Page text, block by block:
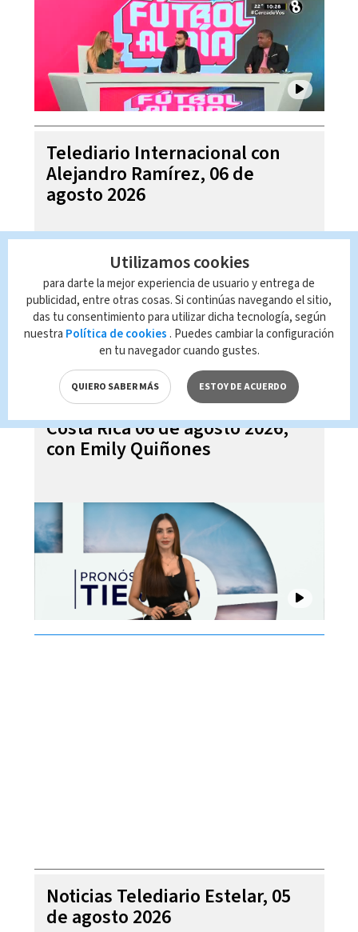
Telediario Internacional con
Alejandro Ramírez, 06 de
agosto 2026
Pronóstico del tiempo para
Costa Rica 06 de agosto 2026,
con Emily Quiñones
Noticias Telediario Estelar, 05
de agosto 2026
Utilizamos cookies
para darte la mejor experiencia de usuario y entrega de
publicidad, entre otras cosas. Si continúas navegando el sitio,
das tu consentimiento para utilizar dicha tecnología, según
nuestra Política de cookies . Puedes cambiar la configuración
en tu navegador cuando gustes.
QUIERO SABER MÁS ESTOY DE ACUERDO